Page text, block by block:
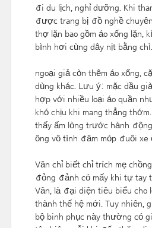
đi du lịch, nghỉ dưỡng. Khi
được trang bị đồ nghề
thợ lặn bao gồm áo xống lặn,
bình hơi cùng dây nịt bằng chì.
ngoại giả còn thêm áo xống,
dùng khác. Lưu ý: mặc dầu
hợp với nhiều loại áo quần
khó chịu khi mang thẳng
thấy ấm lòng trước hành
ông vô tình đâm móp đuôi xe
Vân chỉ biết chỉ trích mẹ
đỏng đảnh có mấy khi tự tay
Vân, là đại diện tiêu biểu cho
thành thế hệ mới. Tuy nhiên,
bộ binh phục này thường có